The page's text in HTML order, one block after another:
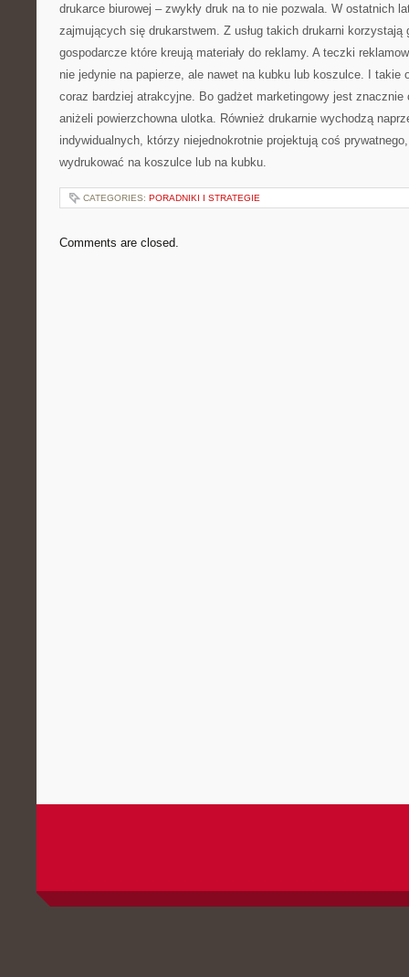
drukarce biurowej – zwykły druk na to nie pozwala. W ostatnich
zajmujących się drukarstwem. Z usług takich drukarni korzystają
gospodarcze które kreują materiały do reklamy. A teczki
nie jedynie na papierze, ale nawet na kubku lub koszulce. I takie
coraz bardziej atrakcyjne. Bo gadżet marketingowy jest
aniżeli powierzchowna ulotka. Również drukarnie wychodzą
indywidualnych, którzy niejednokrotnie projektują coś
wydrukować na koszulce lub na kubku.
CATEGORIES: PORADNIKI I STRATEGIE
Comments are closed.